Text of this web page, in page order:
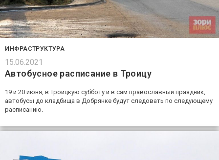
ИНФРАСТРУКТУРА
15.06.2021
Автобусное расписание в Троицу
19 и 20 июня, в Троицкую субботу и в сам православный праздник,
автобусы до кладбища в Добрянке будут следовать по следующему
расписанию.